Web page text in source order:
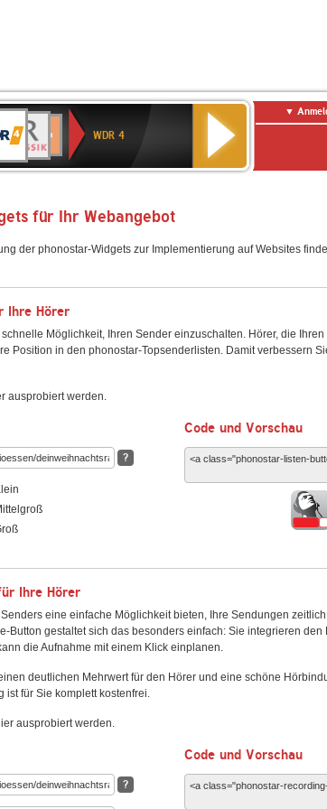
KLASSIK
Deutschlandfunk
Kultur
WDR 4
für Ihr Webangebot
der phonostar-Widgets zur Implementierung auf Websites
Ihre Hörer
Möglichkeit, Ihren Sender einzuschalten. Hörer, die
Position in den phonostar-Topsenderlisten. Damit verbessern
ausprobiert werden.
?
Code und Vorschau
Ihre Hörer
eine einfache Möglichkeit bieten, Ihre Sendungen
Button gestaltet sich das besonders einfach: Sie integrieren den
die Aufnahme mit einem Klick einplanen.
deutlichen Mehrwert für den Hörer und eine schöne
ist für Sie komplett kostenfrei.
ausprobiert werden.
?
Code und Vorschau